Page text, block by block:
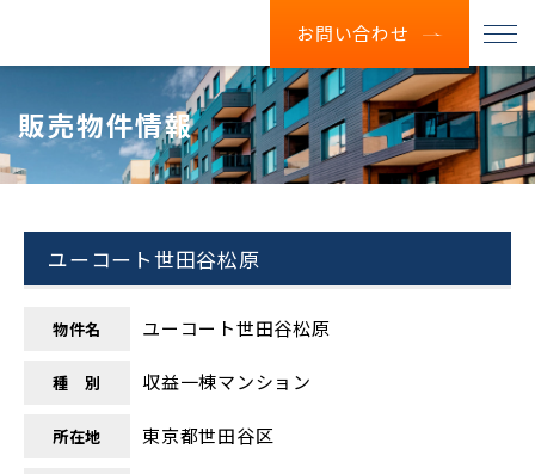
お問い合わせ
販売物件情報
ユーコート世田谷松原
物件名 ユーコート世田谷松原
種 別 収益一棟マンション
所在地 東京都世田谷区